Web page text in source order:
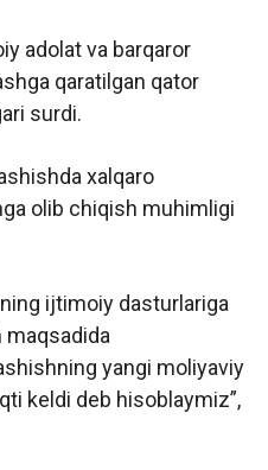
adolat va barqaror
qaratilgan qator
surdi.
xalqaro
olib chiqish muhimligi
ijtimoiy dasturlariga
yangi moliyaviy
keldi deb hisoblaymiz”,